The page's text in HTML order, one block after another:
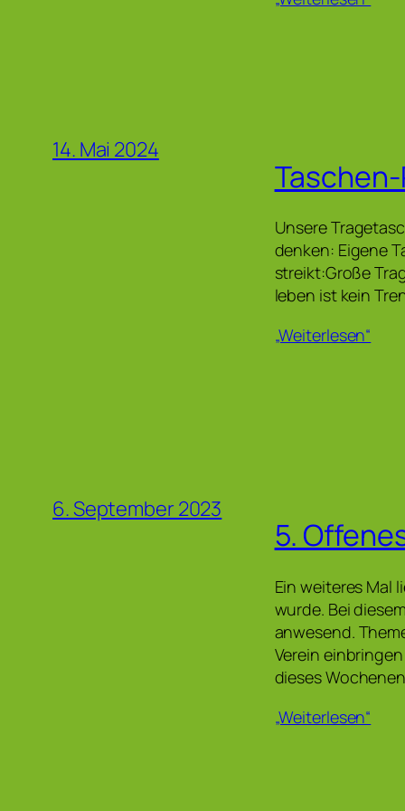
14. Mai 2024
Unsere
denken: Eigene
streikt:Große
leben ist kein
„Weiterlesen“
6. September 2023
5.
Ein weiteres Mal
wurde. Bei
anwesend.
Verein
dieses
„Weiterlesen“